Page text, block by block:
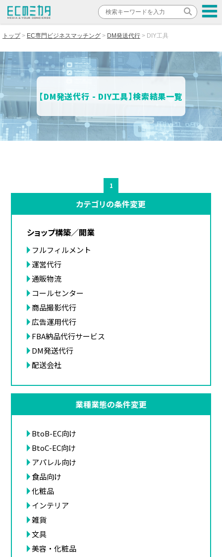
トップ EC専門ビジネスマッチング DM発送代行 DIY工具
【DM発送代行 - DIY工具】検索結果一覧
1
カテゴリの条件変更
ショップ構築／開業
フルフィルメント
運営代行
通販物流
コールセンター
商品撮影代行
広告運用代行
FBA納品代行サービス
DM発送代行
配送会社
業種業態の条件変更
BtoB-EC向け
BtoC-EC向け
アパレル向け
食品向け
化粧品
インテリア
雑貨
文具
美容・化粧品